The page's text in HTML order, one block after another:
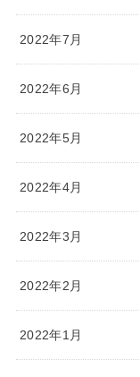
2022年7月
2022年6月
2022年5月
2022年4月
2022年3月
2022年2月
2022年1月